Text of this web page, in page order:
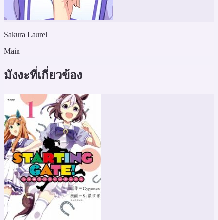
Sakura Laurel
Main
มังงะที่เกี่ยวข้อง